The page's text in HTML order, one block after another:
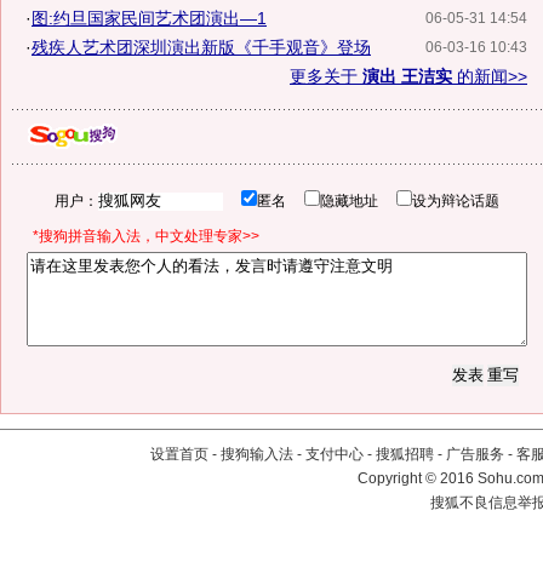
06-05-31 14:54
·图:约旦国家民间艺术团演出—1
06-03-16 10:43
·残疾人艺术团深圳演出新版《千手观音》登场
更多关于 演出 王洁实 的新闻>>
用户： 匿名 隐藏地址 设为辩论话题
*搜狗拼音输入法，中文处理专家>>
设置首页 - 搜狗输入法 - 支付中心 - 搜狐招聘 - 广告服务 - 客
Copyright©2016
搜狐不良信息举